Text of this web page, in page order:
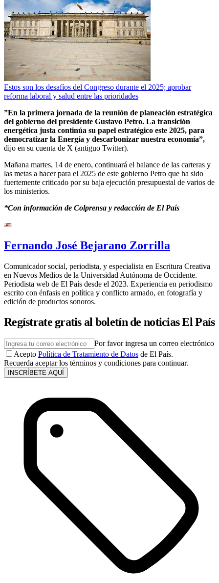
Estos son los desafíos del Congreso durante el 2025; aprobar
reforma laboral y salud entre las prioridades
”En la primera jornada de la reunión de planeación estratégica
del gobierno del presidente Gustavo Petro. La transición
energética justa continúa su papel estratégico este 2025, para
democratizar la Energía y descarbonizar nuestra economía”,
dijo en su cuenta de X (antiguo Twitter).
Mañana martes, 14 de enero, continuará el balance de las carteras y
las metas a hacer para el 2025 de este gobierno Petro que ha sido
fuertemente criticado por su baja ejecución presupuestal de varios de
los ministerios.
*Con información de Colprensa y redacción de El País
Fernando José Bejarano Zorrilla
Comunicador social, periodista, y especialista en Escritura Creativa
en Nuevos Medios de la Universidad Autónoma de Occidente.
Periodista web de El País desde el 2023. Experiencia en periodismo
escrito con énfasis en política y conflicto armado, en fotografía y
edición de productos sonoros.
Regístrate gratis al boletín de noticias El País
Por favor ingresa un correo electrónico
Acepto Política de Tratamiento de Datos de El País.
Recuerda aceptar los términos y condiciones para continuar.
INSCRÍBETE AQUÍ